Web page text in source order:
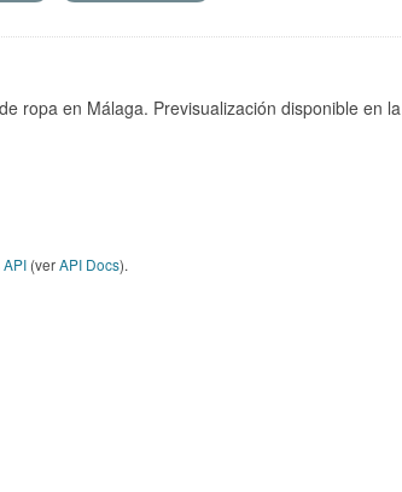
ropa en Málaga. Previsualización disponible en la
API (verAPI Docs).